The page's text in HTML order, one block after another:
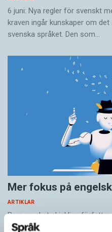
6 juni: Nya regler för svenskt
kraven ingår kunskaper om
svenska språket. Den som…
Mer fokus på
ARTIKLAR
Bara mycket skickliga
överleva AI-omställningen.